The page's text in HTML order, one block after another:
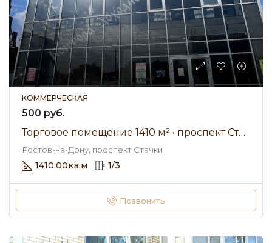
КОММЕРЧЕСКАЯ
500 руб.
Торговое помещение 1410 м² • проспект Стачки • Аренда 500 ₽/мес
Ростов-на-Дону, проспект Стачки
1410.00кв.м 1/3
Позвонить